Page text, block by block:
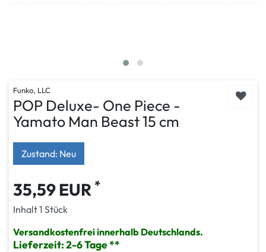
Funko, LLC
POP Deluxe- One Piece -
Yamato Man Beast 15 cm
Zustand: Neu
35,59 EUR *
Inhalt1 Stück
Versandkostenfrei innerhalb Deutschlands.
Lieferzeit: 2-6 Tage